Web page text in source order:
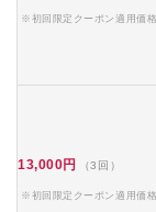
※初回限定クーポン適用価
13,000円 （3回）
※初回限定クーポン適用価